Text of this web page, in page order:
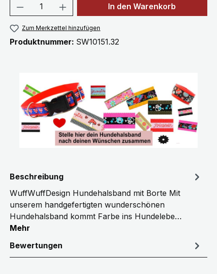
Produkt Anzahl: Gib denIn den Warenkorb
Zum Merkzettel hinzufügen
Produktnummer: SW10151.32
Beschreibung
WuffWuffDesign Hundehalsband mit Borte Mit
unserem handgefertigten wunderschönen
Hundehalsband kommt Farbe ins Hundelebe…
Mehr
Bewertungen